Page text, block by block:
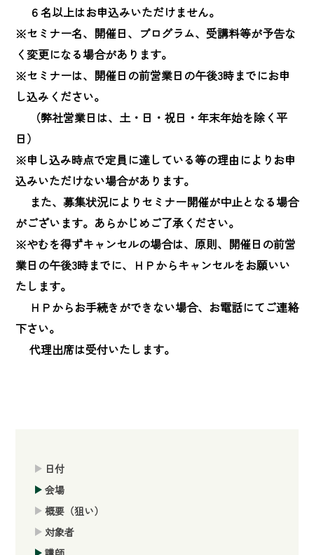
日付
会場
概要（狙い）
対象者
６名以上はお申込みいただけません。
※セミナー名、開催日、プログラム、受講料等が予告な
く変更になる場合があります。
※セミナーは、開催日の前営業日の午後3時までにお申
し込みください。
（弊社営業日は、土・日・祝日・年末年始を除く平
日）
※申し込み時点で定員に達している等の理由によりお申
込みいただけない場合があります。
また、募集状況によりセミナー開催が中止となる場合
がございます。あらかじめご了承ください。
※やむを得ずキャンセルの場合は、原則、開催日の前営
業日の午後3時までに、ＨＰからキャンセルをお願いい
たします。
ＨＰからお手続きができない場合、お電話にてご連絡
下さい。
代理出席は受付いたします。